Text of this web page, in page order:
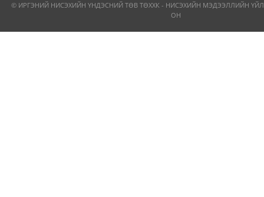
© ИРГЭНИЙ НИСЭХИЙН ҮНДЭСНИЙ ТӨВ ТӨХХК - НИСЭХИЙН МЭДЭЭЛЛИЙН
ОН